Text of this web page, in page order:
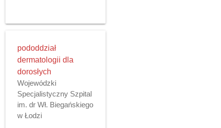
pododdział
dermatologii dla
dorosłych
Wojewódzki
Specjalistyczny Szpital
im. dr Wł. Biegańskiego
w Łodzi